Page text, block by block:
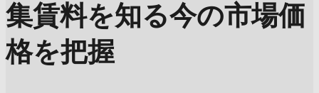
集賃料を知る今の市場価
格を把握